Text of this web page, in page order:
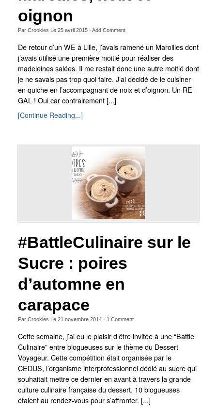
oignon
Par Crookies Le 25 avril 2015· Add Comment
De retour d’un WE à Lille, j’avais ramené un Maroilles dont
j’avais utilisé une première moitié pour réaliser des
madeleines salées. Il me restait donc une autre moitié dont
je ne savais pas trop quoi faire. J’ai décidé de le cuisiner
en quiche en l’accompagnant de noix et d’oignon. Un RE-
GAL ! Oui car contrairement [...]
[Continue Reading...]
#BattleCulinaire sur le
Sucre : poires
d’automne en
carapace
Par Crookies Le 21 novembre 2014· 1Comment
Cette semaine, j’ai eu le plaisir d’être invitée à une “Battle
Culinaire” entre blogueuses sur le thème du Dessert
Voyageur. Cette compétition était organisée par le
CEDUS, l’organisme interprofessionnel dédié au sucre qui
souhaitait mettre ce dernier en avant à travers la grande
culture culinaire française du dessert. 10 blogueuses
étaient au rendez-vous pour s’affronter. [...]